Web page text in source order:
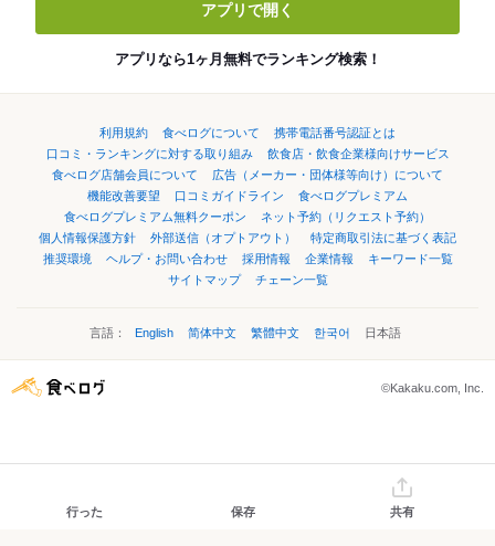
アプリで開く
アプリなら1ヶ月無料でランキング検索！
利用規約 食べログについて
携帯電話番号認証とは
口コミ・ランキングに対する取り組み
飲食店・飲食企業様向けサービス
食べログ店舗会員について
広告（メーカー・団体様等向け）について
機能改善要望
口コミガイドライン
食べログプレミアム
食べログプレミアム無料クーポン
ネット予約（リクエスト予約）
個人情報保護方針
外部送信（オプトアウト）
特定商取引法に基づく表記
推奨環境
ヘルプ・お問い合わせ 採用情報 企業情報
キーワード一覧
サイトマップ
チェーン一覧
言語： English 简体中文 繁體中文 한국어 日本語
©Kakaku.com, Inc.
行った 保存 共有